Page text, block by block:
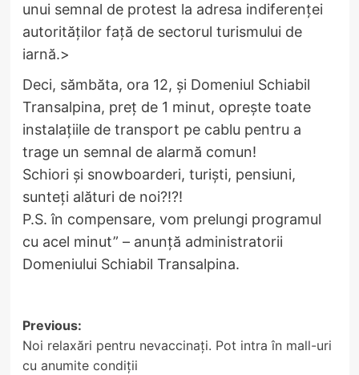
unui semnal de protest la adresa indiferenței
autorităților față de sectorul turismului de
iarnă.>
Deci, sămbăta, ora 12, şi Domeniul Schiabil
Transalpina, preț de 1 minut, opreşte toate
instalațiile de transport pe cablu pentru a
trage un semnal de alarmă comun!
Schiori şi snowboarderi, turişti, pensiuni,
sunteți alături de noi?!?!
P.S. în compensare, vom prelungi programul
cu acel minut” – anunță administratorii
Domeniului Schiabil Transalpina.
Post
navigation
Previous:
Noi relaxări pentru nevaccinați. Pot intra în mall-uri
cu anumite condiții